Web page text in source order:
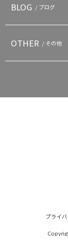
BLOG / ブログ
OTHER / その他
プライ